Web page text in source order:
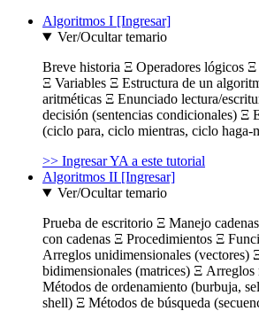
Algoritmos I [Ingresar]
Ver/Ocultar temario
Breve historia Ξ Operadores lógicos Ξ
Ξ Variables Ξ Estructura de un
aritméticas Ξ Enunciado lectura/
decisión (sentencias condicionales) Ξ
(ciclo para, ciclo mientras, ciclo haga-
>> Ingresar YA a este tutorial
Algoritmos II [Ingresar]
Ver/Ocultar temario
Prueba de escritorio Ξ Manejo
con cadenas Ξ Procedimientos Ξ
Arreglos unidimensionales (vectores)
bidimensionales (matrices) Ξ
Métodos de ordenamiento (burbuja,
shell) Ξ Métodos de búsqueda